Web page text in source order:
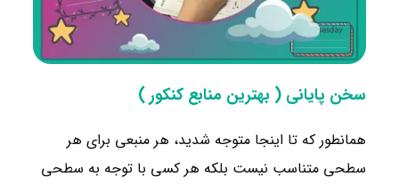
سخن پایانی ( بهترین منابع کنکور )
همانطور که تا اینجا متوجه شدید، هر منبعی برای هر
سطحی متناسب نیست بلکه هر کسی با توجه به سطحی